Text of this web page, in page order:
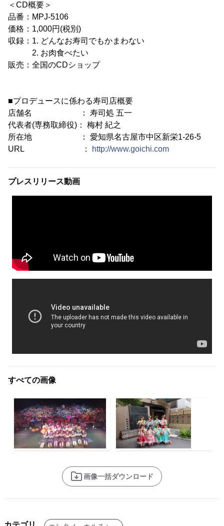
＜CD概要＞
品番：MPJ-5106
価格：1,000円(税別)
収録：1. どんなお寿司でもかまわない
2. お肉食べたい
販売：全国のCDショップ
■プロデュースに係わる寿司店概要
店舗名 ： 寿司処 五一
代表者(専務取締役)： 梅村 紀之
所在地 ： 愛知県名古屋市中区新栄1-26-5
URL ：
http://www.goichi.com
プレスリリース動画
すべての画像
画像一括ダウンロード